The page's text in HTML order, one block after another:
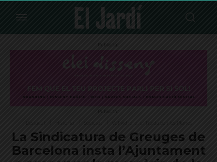
Publicitat
Publicitat
La Sindicatura de Greuges de
Barcelona insta l’Ajuntament